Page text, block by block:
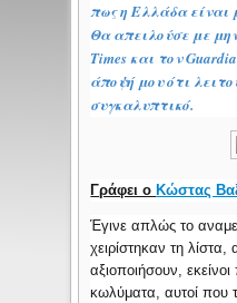
πως η Ελλάδα είναι
Θα απειλούσε με
Times και τον
άποψή μου ότι
συγκαλυπτικό.
Γράφει ο Κώστας
Έγινε απλώς το
χειρίστηκαν τη
αξιοποιήσουν,
κωλύματα, αυτοί που